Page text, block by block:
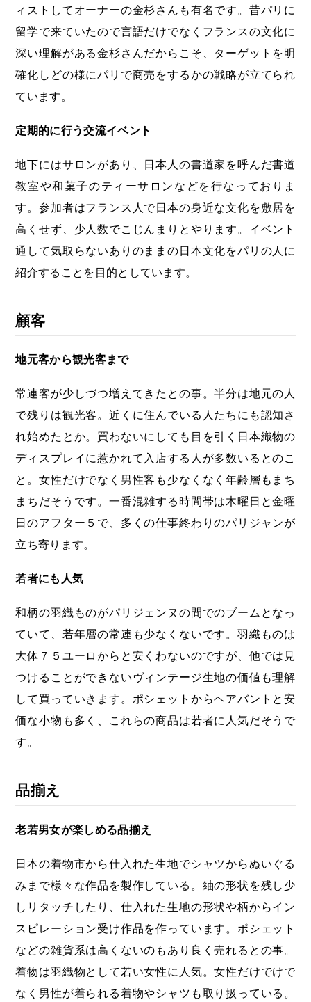
ィストしてオーナーの金杉さんも有名です。昔パリに
留学で来ていたので言語だけでなくフランスの文化に
深い理解がある金杉さんだからこそ、ターゲットを明
確化しどの様にパリで商売をするかの戦略が立てられ
ています。
定期的に行う交流イベント
地下にはサロンがあり、日本人の書道家を呼んだ書道
教室や和菓子のティーサロンなどを行なっておりま
す。参加者はフランス人で日本の身近な文化を敷居を
高くせず、少人数でこじんまりとやります。イベント
通して気取らないありのままの日本文化をパリの人に
紹介することを目的としています。
顧客
地元客から観光客まで
常連客が少しづつ増えてきたとの事。半分は地元の人
で残りは観光客。近くに住んでいる人たちにも認知さ
れ始めたとか。買わないにしても目を引く日本織物の
ディスプレイに惹かれて入店する人が多数いるとのこ
と。女性だけでなく男性客も少なくなく年齢層もまち
まちだそうです。一番混雑する時間帯は木曜日と金曜
日のアフター５で、多くの仕事終わりのパリジャンが
立ち寄ります。
若者にも人気
和柄の羽織ものがパリジェンヌの間でのブームとなっ
ていて、若年層の常連も少なくないです。羽織ものは
大体７５ユーロからと安くわないのですが、他では見
つけることができないヴィンテージ生地の価値も理解
して買っていきます。ポシェットからヘアバントと安
価な小物も多く、これらの商品は若者に人気だそうで
す。
品揃え
老若男女が楽しめる品揃え
日本の着物市から仕入れた生地でシャツからぬいぐる
みまで様々な作品を製作している。紬の形状を残し少
しリタッチしたり、仕入れた生地の形状や柄からイン
スピレーション受け作品を作っています。ポシェット
などの雑貨系は高くないのもあり良く売れるとの事。
着物は羽織物として若い女性に人気。女性だけでけで
なく男性が着られる着物やシャツも取り扱っている。